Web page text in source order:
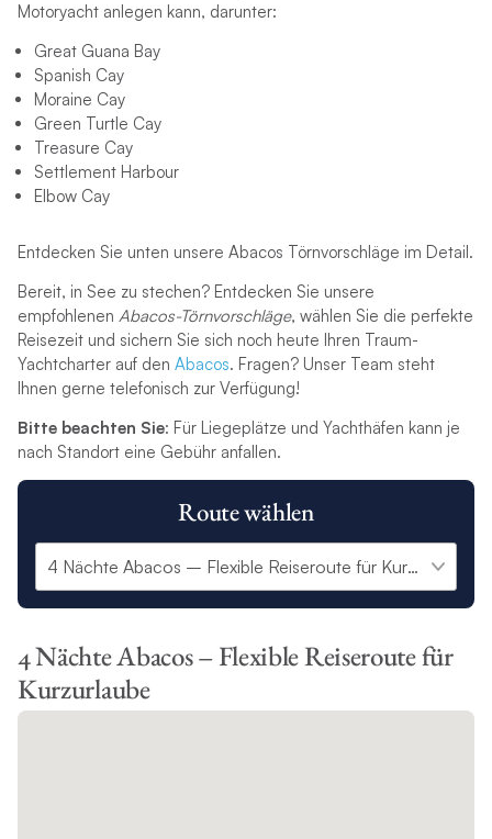
Motoryacht anlegen kann, darunter:
Great Guana Bay
Spanish Cay
Moraine Cay
Green Turtle Cay
Treasure Cay
Settlement Harbour
Elbow Cay
Entdecken Sie unten unsere Abacos Törnvorschläge im Detail.
Bereit, in See zu stechen? Entdecken Sie unsere
empfohlenen Abacos-Törnvorschläge, wählen Sie die perfekte
Reisezeit und sichern Sie sich noch heute Ihren Traum-
Yachtcharter auf den Abacos. Fragen? Unser Team steht
Ihnen gerne telefonisch zur Verfügung!
Bitte beachten Sie: Für Liegeplätze und Yachthäfen kann je
nach Standort eine Gebühr anfallen.
Route wählen
4 Nächte Abacos – Flexible Reiseroute für
Kurzurlaube